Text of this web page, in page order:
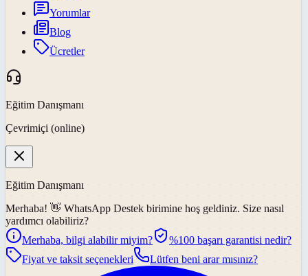
Yorumlar
Blog
Ücretler
Eğitim Danışmanı
Çevrimiçi (online)
Eğitim Danışmanı
Merhaba! 👋 WhatsApp Destek birimine hoş geldiniz. Size nasıl
yardımcı olabiliriz?
Merhaba, bilgi alabilir miyim?
%100 başarı garantisi nedir?
Fiyat ve taksit seçenekleri
Lütfen beni arar mısınız?